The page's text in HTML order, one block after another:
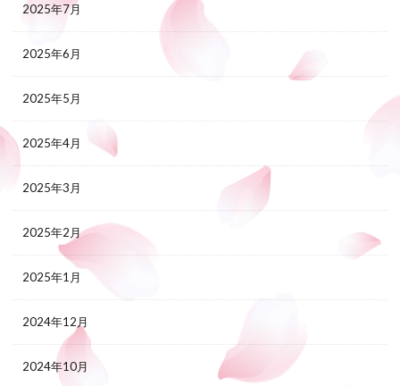
2025年7月
2025年6月
2025年5月
2025年4月
2025年3月
2025年2月
2025年1月
2024年12月
2024年10月